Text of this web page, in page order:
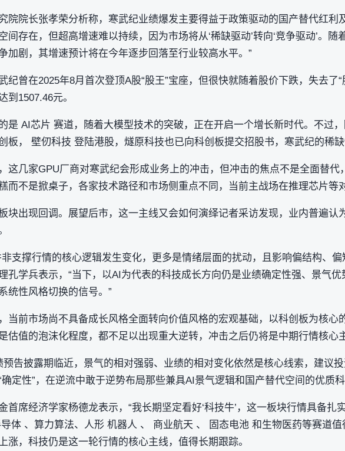
院院长张孝荣分析称，寒武纪业绩爆发主要得益于政策驱动的国产替代红利
间存在，但超高增速难以持续，因为市场将从‘稀缺驱动’转向‘竞争驱动’。
加剧，其增速预计将在今年逐步回落至行业较高水平。”
纪曾在2025年8月首次登顶A股“股王”宝座，但很快就随着股价下跌，失去了
到1507.46元。
是 AI芯片 赛道，随着大模型技术的突破，正在开启一个增长新时代。不过
板， 壁仞科技 登陆港股，燧原科技也已向科创板提交招股书，寒武纪的稀缺
这几家GPU厂商对寒武纪会形成业务上的冲击，但冲击的焦点不是全面替代
而不是掀桌子，各家技术路径和市场侧重点不同，当前主战场在推理芯片等
块出现回调。展望后市，这一主线又会如何演绎记者采访发现，业内普遍认
非支撑行情的核心逻辑发生变化，更多是情绪层面的扰动，且影响偏结构、偏
孔学兵表示，“当下，以AI为代表的科技成长方向仍是业绩确定性强、景气
统性风格切换的信号。”
当前市场尚不具备成长风格全面转向价值风格的宏观基础，以科创板为核心
估值的泡沫化程度，都不足以出现重大逆转，冲击之后仍将是中期行情核心
预告披露期临近，景气的相对强弱、业绩的相对变化依然是核心线索，建议投
定性”，在逆流中敢于逆势布局那些兼具AI景气逻辑和国产替代空间的优质科
首席经济学家杨德龙表示，“我长期坚定看好‘科技牛’，这一板块行情具备扎
体 、算力算法、人形 机器人 、 商业航天 、 固态电池 和生物医药等赛道
涨，科技仍是这一轮行情的核心主线，值得长期跟踪。